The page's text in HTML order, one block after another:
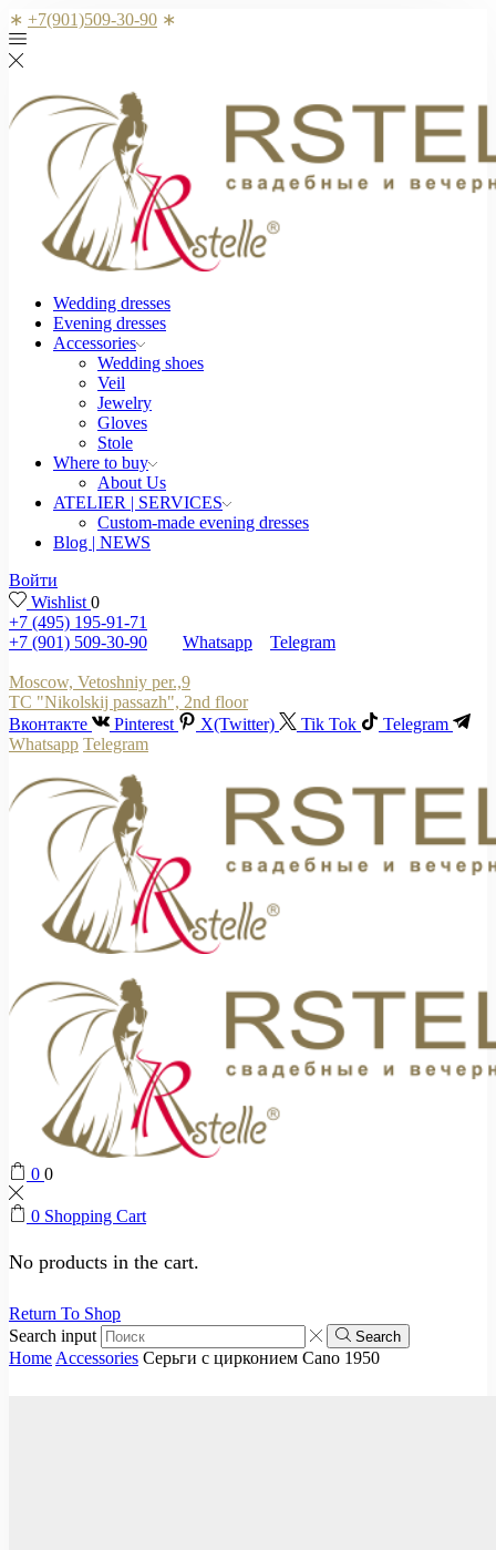
∗ +7(901)509-30-90 ∗
Wedding dresses
Evening dresses
Accessories
Wedding shoes
Veil
Jewelry
Gloves
Stole
Where to buy
About Us
ATELIER | SERVICES
Custom-made evening dresses
Blog | NEWS
Войти
Wishlist 0
+7 (495) 195-91-71
+7 (901) 509-30-90
Whatsapp Telegram
Moscow, Vetoshniy per.,9
TC "Nikolskij passazh", 2nd floor
Вконтакте
Pinterest X(Twitter) Tik Tok
Telegram
Whatsapp Telegram
0 0
0 Shopping Cart
No products in the cart.
Return To Shop
Search input
Search
HomeAccessories Серьги с цирконием Cano 1950